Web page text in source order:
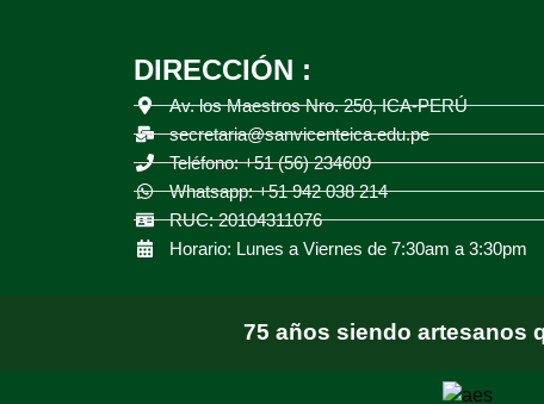
DIRECCIÓN :
Av. los Maestros Nro. 250, ICA-PERÚ
secretaria@sanvicenteica.edu.pe
Teléfono: +51 (56) 234609
Whatsapp: +51 942 038 214
RUC: 20104311076
Horario: Lunes a Viernes de 7:30am a 3:30pm
75 años siendo artesanos